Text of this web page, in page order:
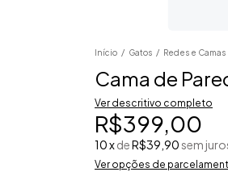
Início / Gatos / Redes e Camas
Cama de
Ver descritivo completo
R$399,00
10xdeR$39,90sem
Ver opções de